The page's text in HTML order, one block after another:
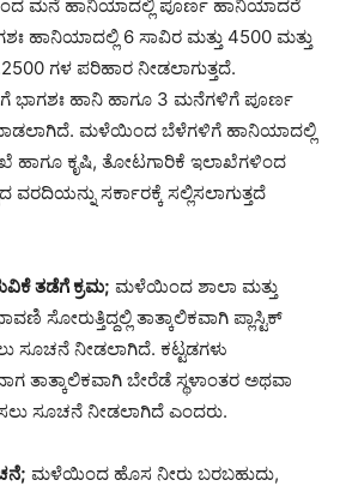
ಮನೆ ಹಾನಿಯಾದಲ್ಲಿ ಪೂರ್ಣ ಹಾನಿಯಾದರೆ
ಹಾನಿಯಾದಲ್ಲಿ 6 ಸಾವಿರ ಮತ್ತು 4500 ಮತ್ತು
ಗಳ ಪರಿಹಾರ ನೀಡಲಾಗುತ್ತದೆ.
ಭಾಗಶಃ ಹಾನಿ ಹಾಗೂ 3 ಮನೆಗಳಿಗೆ ಪೂರ್ಣ
ಮಳೆಯಿಂದ ಬೆಳೆಗಳಿಗೆ ಹಾನಿಯಾದಲ್ಲಿ
ಹಾಗೂ ಕೃಷಿ, ತೋಟಗಾರಿಕೆ ಇಲಾಖೆಗಳಿಂದ
ಸರ್ಕಾರಕ್ಕೆ ಸಲ್ಲಿಸಲಾಗುತ್ತದೆ
ತಡೆಗೆ ಕ್ರಮ; ಮಳೆಯಿಂದ ಶಾಲಾ ಮತ್ತು
ಸೋರುತ್ತಿದ್ದಲ್ಲಿ ತಾತ್ಕಾಲಿಕವಾಗಿ ಪ್ಲಾಸ್ಟಿಕ್
ಸೂಚನೆ ನೀಡಲಾಗಿದೆ. ಕಟ್ಟಡಗಳು
ತಾತ್ಕಾಲಿಕವಾಗಿ ಬೇರೆಡೆ ಸ್ಥಳಾಂತರ ಅಥವಾ
ಸೂಚನೆ ನೀಡಲಾಗಿದೆ ಎಂದರು.
ಮಳೆಯಿಂದ ಹೊಸ ನೀರು ಬರಬಹುದು,